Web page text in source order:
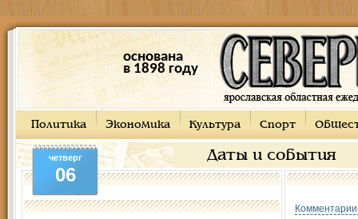
основана
в 1898 году
Политика Экономика Культура Спорт
Даты и события
четверг
06